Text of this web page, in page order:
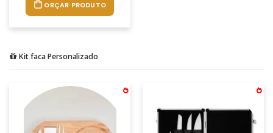
ORÇAR PRODUTO
Kit faca Personalizado